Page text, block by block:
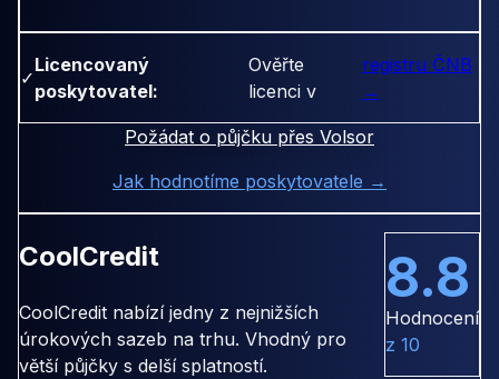
✓
Licencovaný
poskytovatel:
Ověřte
licenci v
registru ČNB
→
Požádat o půjčku přes Volsor
Jak hodnotíme poskytovatele →
CoolCredit
CoolCredit nabízí jedny z nejnižších
úrokových sazeb na trhu. Vhodný pro
větší půjčky s delší splatností.
8.8
Hodnocení
z 10